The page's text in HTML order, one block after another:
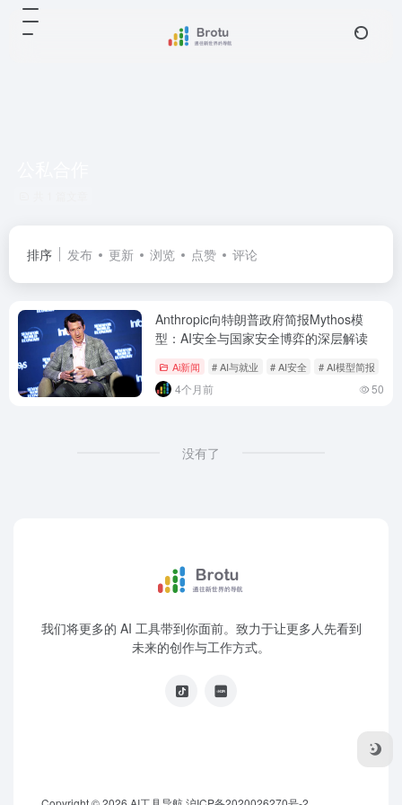
排序 发布 更新 浏览 点赞 评论
Anthropic向特朗普政府简报Mythos模
型：AI安全与国家安全博弈的深层解读
Ai新闻 # AI与就业 # AI安全 # AI模型简报
4个月前 50
没有了
我们将更多的 AI 工具带到你面前。致力于让更多人先看到
未来的创作与工作方式。